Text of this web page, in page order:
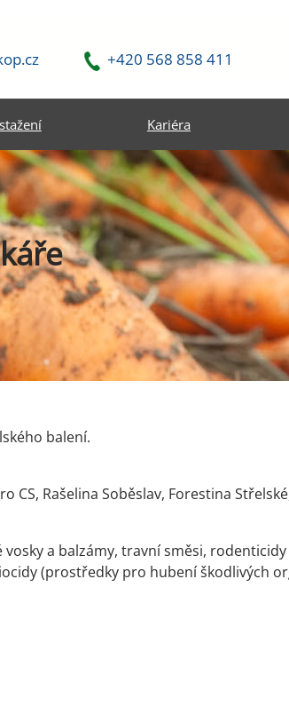
+420 568 858 411
Kariéra
balení.
Rašelina Soběslav, Forestina
a balzámy, travní směsi,
(prostředky pro hubení škodlivých